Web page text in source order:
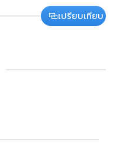
เปรียบเทียบ